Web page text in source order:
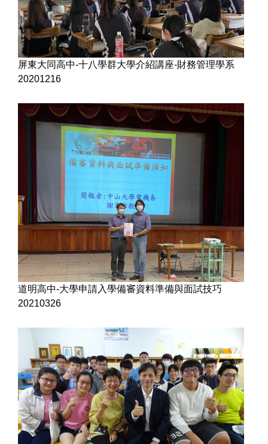
屏東大同高中-十八學群大學介紹講座-財務管理學系
20201216
道明高中-大學申請入學備審資料準備與面試技巧
20210326